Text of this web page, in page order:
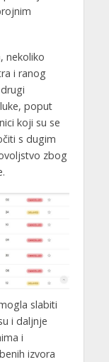
nekoliko
i ranog
poput
koji su se
s dugim
zbog
slabiti
i daljnje
i
izvora